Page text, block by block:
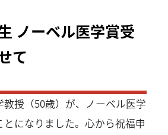
ノーベル医学賞受
て
授（50歳）が、ノーベル医学
になりました。心から祝福申